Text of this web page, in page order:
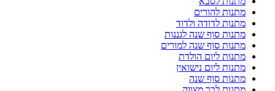
מתנות להורים
מתנות לדודה ולדוד
מתנות סוף שנה לגננות
מתנות סוף שנה למורים
מתנות ליום הולדת
מתנות ליום נישואין
מתנות סוף שנה